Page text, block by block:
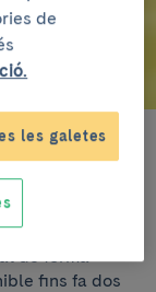
el
tercera
incidència
anys, el
fins fa dos
de
les galetes